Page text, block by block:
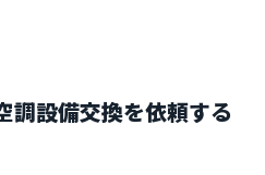
調設備交換を依頼する